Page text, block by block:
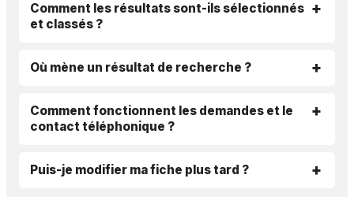
Comment les résultats sont-ils sélectionnés
et classés ?
Où mène un résultat de recherche ?
Comment fonctionnent les demandes et le
contact téléphonique ?
Puis-je modifier ma fiche plus tard ?